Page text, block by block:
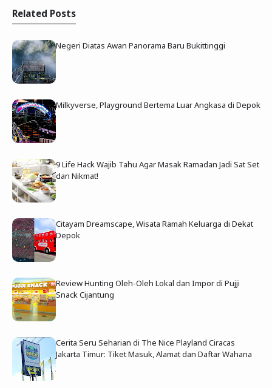
Related Posts
Negeri Diatas Awan Panorama Baru Bukittinggi
Milkyverse, Playground Bertema Luar Angkasa di Depok
9 Life Hack Wajib Tahu Agar Masak Ramadan Jadi Sat Set
dan Nikmat!
Citayam Dreamscape, Wisata Ramah Keluarga di Dekat
Depok
Review Hunting Oleh-Oleh Lokal dan Impor di Pujji
Snack Cijantung
Cerita Seru Seharian di The Nice Playland Ciracas
Jakarta Timur: Tiket Masuk, Alamat dan Daftar Wahana